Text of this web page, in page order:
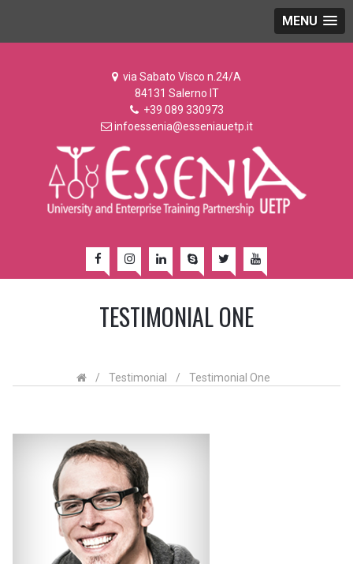
MENU
via Sabato Visco n.24/A
84131 Salerno IT
+39 089 330973
infoessenia@esseniauetp.it
TESTIMONIAL ONE
/ Testimonial / Testimonial One